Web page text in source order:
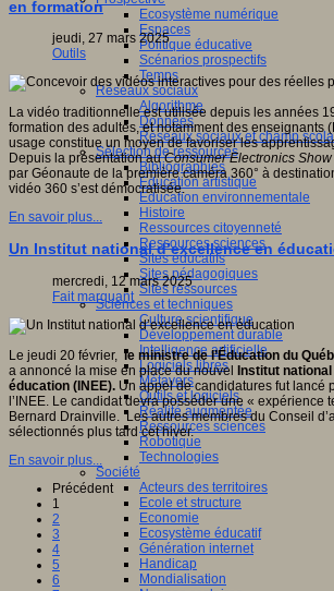
Ecosystème numérique
Espaces
Politique éducative
Scénarios prospectifs
Temps
Réseaux sociaux
Algorithme
Données
Réseaux sociaux et champ
Sélection de ressources
Bibliographies
Education artistique
Education environnementale
Histoire
Ressources citoyenneté
Ressources sciences
Sites éducatifs
Sites pédagogiques
Sites ressources
Sciences et techniques
Culture scientifique
Développement durable
Intelligence artificielle
Logiciels libres
Métavers
Outils et logiciels
Réalité augmentée
Ressources sciences
Robotique
Technologies
Société
Acteurs des territoires
Ecole et structure
Economie
Ecosystème éducatif
Génération internet
Handicap
Mondialisation
en formation
jeudi, 27 mars 2025
Outils
La vidéo traditionnelle est utilisée depuis les années
formation des adultes, et notamment des enseignants
usage constitue un moyen de favoriser les
Depuis la présentation auConsumer Electronics Show
par Géonaute de la première caméra 360° à
vidéo 360 s’est démocratisée.
En savoir plus...
Un Institut national d’excellence en
mercredi, 12 mars 2025
Fait marquant
Le jeudi 20 février, le ministre de l’Éducation du
a annoncé la mise en place du nouvel Institut national
éducation (INEE). Un appel de candidatures fut lancé
l’INEE. Le candidat devra posséder une « expérience
Bernard Drainville. Les autres membres du Conseil
sélectionnés plus tard cet hiver.
En savoir plus...
Précédent
1
2
3
4
5
6